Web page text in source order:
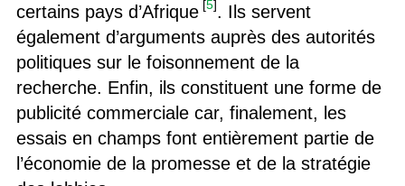
certains pays d’Afrique [5]. Ils servent
également d’arguments auprès des autorités
politiques sur le foisonnement de la
recherche. Enfin, ils constituent une forme de
publicité commerciale car, finalement, les
essais en champs font entièrement partie de
l’économie de la promesse et de la stratégie